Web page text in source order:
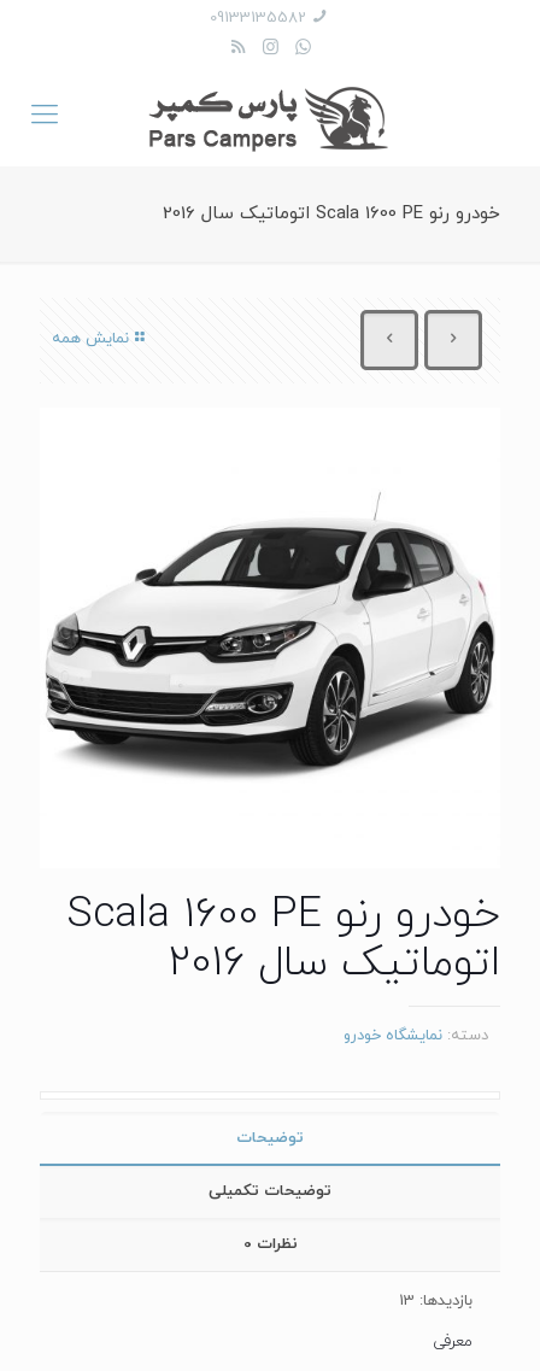
09133135582
خودرو رنو Scala 1600 PE اتوماتیک سال 2016
نمایش همه
خودرو رنو Scala 1600 PE
اتوماتیک سال 2016
دسته: نمایشگاه خودرو
توضیحات
توضیحات تکمیلی
نظرات 0
بازدیدها: 13
معرفی